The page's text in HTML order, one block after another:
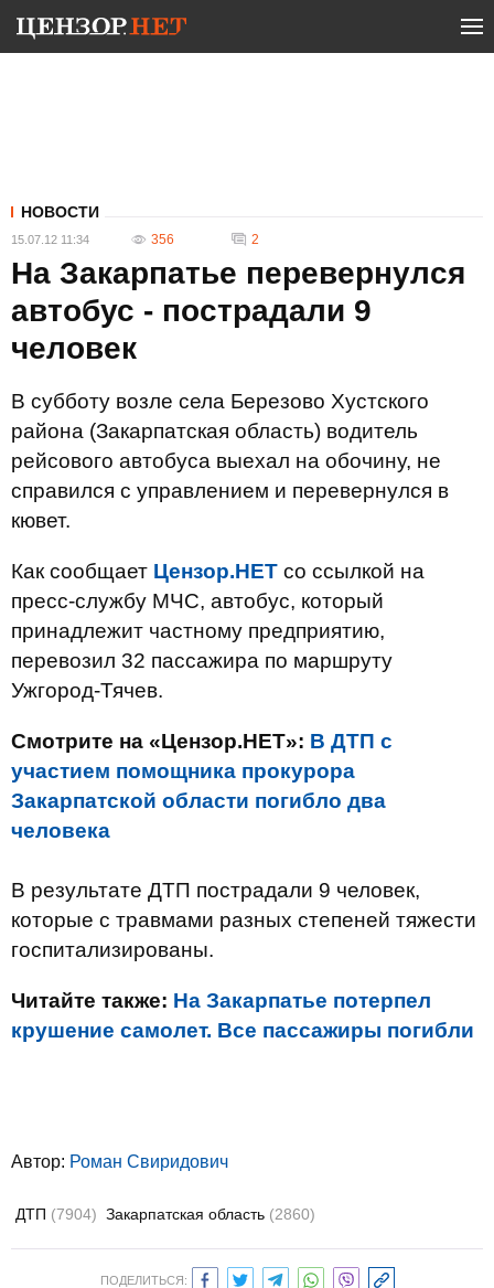
НОВОСТИ
15.07.12 11:34 356 2
На Закарпатье перевернулся
автобус - пострадали 9
человек
В субботу возле села Березово Хустского
района (Закарпатская область) водитель
рейсового автобуса выехал на обочину, не
справился с управлением и перевернулся в
кювет.
Как сообщает Цензор.НЕТ со ссылкой на
пресс-службу МЧС, автобус, который
принадлежит частному предприятию,
перевозил 32 пассажира по маршруту
Ужгород-Тячев.
Смотрите на «Цензор.НЕТ»: В ДТП с
участием помощника прокурора
Закарпатской области погибло два
человека
В результате ДТП пострадали 9 человек,
которые с травмами разных степеней тяжести
госпитализированы.
Читайте также: На Закарпатье потерпел
крушение самолет. Все пассажиры погибли
Автор: Роман Свиридович
ДТП (7904) Закарпатская область (2860)
ПОДЕЛИТЬСЯ: